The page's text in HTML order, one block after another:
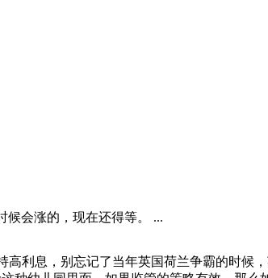
候会涨的，现在还得等。 ...
利息，别忘记了当年英国荷兰争霸的时候